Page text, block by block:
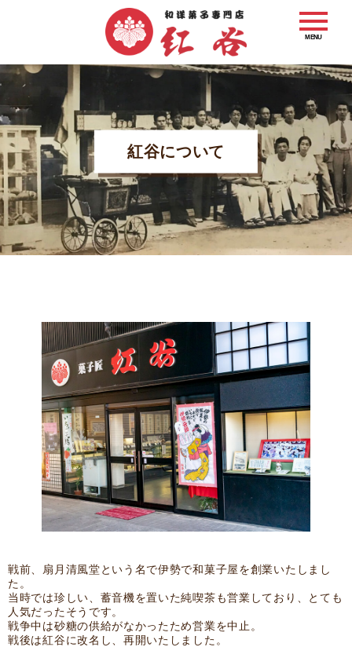
MENU
紅谷について
戦前、扇月清風堂という名で伊勢で和菓子屋を創業いたしまし
た。
当時では珍しい、蓄音機を置いた純喫茶も営業しており、とても
人気だったそうです。
戦争中は砂糖の供給がなかったため営業を中止。
戦後は紅谷に改名し、再開いたしました。